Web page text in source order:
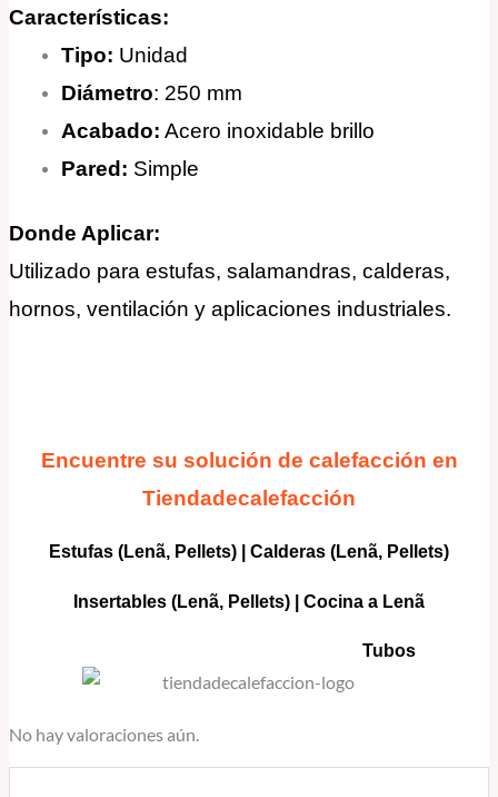
Características:
Tipo: Unidad
Diámetro: 250 mm
Acabado: Acero inoxidable brillo
Pared: Simple
Donde Aplicar:
Utilizado para estufas, salamandras, calderas,
hornos, ventilación y aplicaciones industriales.
Encuentre su solución de calefacción en
Tiendadecalefacción
Estufas (Lenã, Pellets) Calderas (Lenã, Pellets)
Insertables (Lenã, Pellets) | Cocina a Lenã
Tubos
No hay valoraciones aún.